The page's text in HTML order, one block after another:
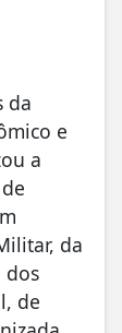
da
e
a
da
dos
de